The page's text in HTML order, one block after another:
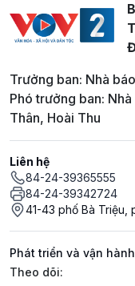
Trưởng ban: Nhà
Phó trưởng ban:
Thân, Hoài Thu
Liên hệ
84-24-39365555
84-24-39342724
41-43 phố Bà Triệu,
Phát triển và vận
Mạng xã hội
Theo dõi: